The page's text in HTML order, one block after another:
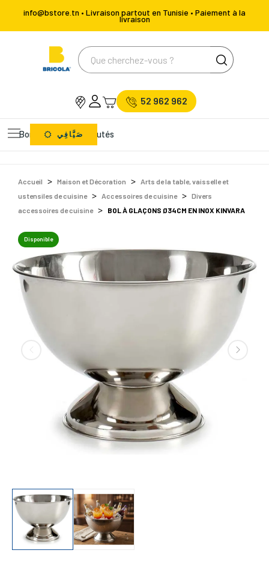
info@bstore.tn • Livraison partout en Tunisie • Paiement à la
livraison
52 962 962
Bons Plans Nouveautés
صَيَّافِي
Accueil Maison et Décoration
Arts de la table, vaisselle et
ustensiles de cuisine
Accessoires de cuisine
Divers
accessoires de cuisine
BOL À GLAÇONS Ø34CM EN INOX KINVARA
Disponible